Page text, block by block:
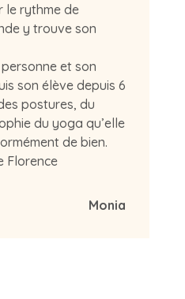
le rythme de
y trouve son
et son
son élève depuis 6
postures, du
du yoga qu’elle
de bien.
Florence
Monia